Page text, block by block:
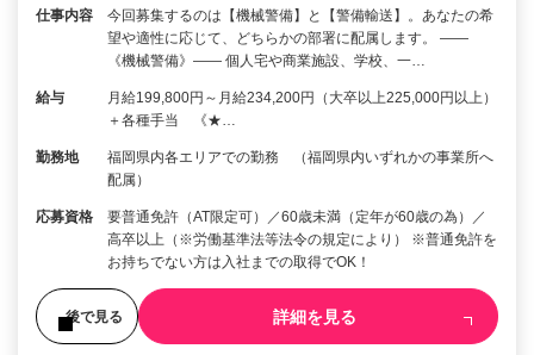
仕事内容
今回募集するのは【機械警備】と【警備輸送】。あなたの希
望や適性に応じて、どちらかの部署に配属します。 ――
《機械警備》―― 個人宅や商業施設、学校、一…
給与
月給199,800円～月給234,200円（大卒以上225,000円以上）
＋各種手当 《★…
勤務地
福岡県内各エリアでの勤務 （福岡県内いずれかの事業所へ
配属）
応募資格
要普通免許（AT限定可）／60歳未満（定年が60歳の為）／
高卒以上（※労働基準法等法令の規定により） ※普通免許を
お持ちでない方は入社までの取得でOK！
後で見る 詳細を見る